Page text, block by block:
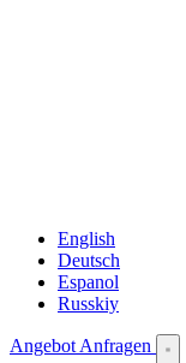
English
Deutsch
Espanol
Russkiy
Angebot Anfragen